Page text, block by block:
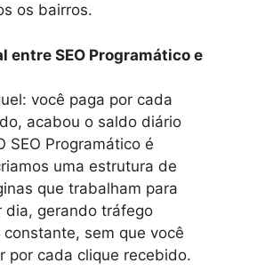
os bairros.
entre SEO Programático e
você paga por cada
acabou o saldo diário
SEO Programático é
uma estrutura de
que trabalham para
dia, gerando tráfego
sem que você
por cada clique recebido.